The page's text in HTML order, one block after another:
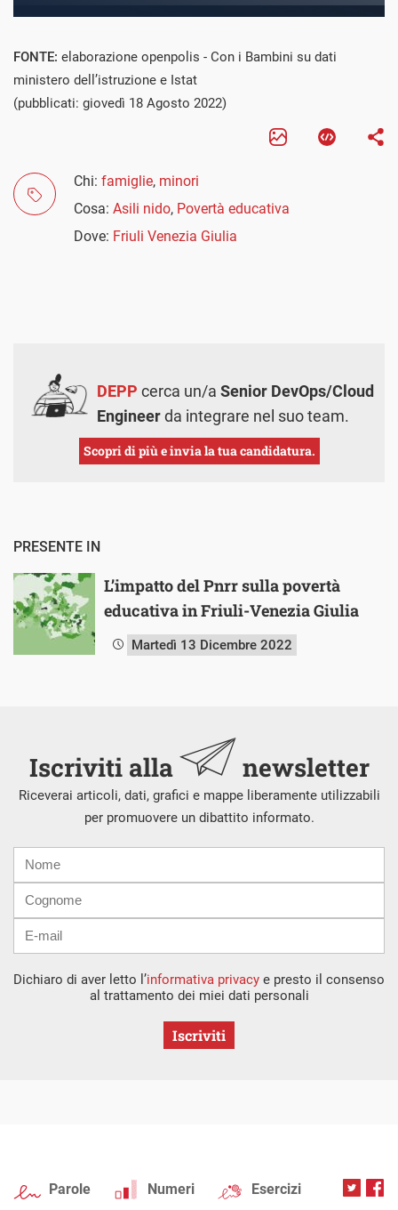
FONTE: elaborazione openpolis - Con i Bambini su dati
ministero dell’istruzione e Istat
(pubblicati: giovedì 18 Agosto 2022)
Chi: famiglie, minori
Cosa: Asili nido, Povertà educativa
Dove: Friuli Venezia Giulia
DEPP cerca un/a Senior DevOps/Cloud
Engineerda integrare nel suo team.
Scopri di più e invia la tua candidatura.
PRESENTE IN
L’impatto del Pnrr sulla povertà
educativa in Friuli-Venezia Giulia
Martedì 13 Dicembre 2022
Iscriviti alla newsletter
Riceverai articoli, dati, grafici e mappe liberamente utilizzabili
per promuovere un dibattito informato.
mail
Dichiaro di aver letto l’informativa privacy e presto il consenso
al trattamento dei miei dati personali
Iscriviti
Parole Numeri Esercizi